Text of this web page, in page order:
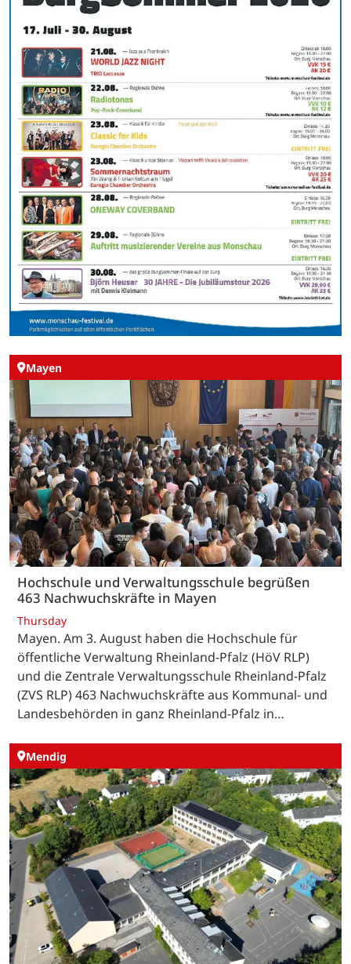
Mayen
Hochschule und Verwaltungsschule begrüßen
463 Nachwuchskräfte in Mayen
Thursday
Mayen. Am 3. August haben die Hochschule für
öffentliche Verwaltung Rheinland-Pfalz (HöV RLP)
und die Zentrale Verwaltungsschule Rheinland-Pfalz
(ZVS RLP) 463 Nachwuchskräfte aus Kommunal- und
Landesbehörden in ganz Rheinland-Pfalz in…
Mendig